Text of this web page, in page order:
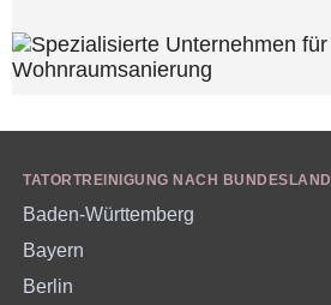
TATORTREINIGUNG NACH BUNDESLAND
Baden-Württemberg
Bayern
Berlin